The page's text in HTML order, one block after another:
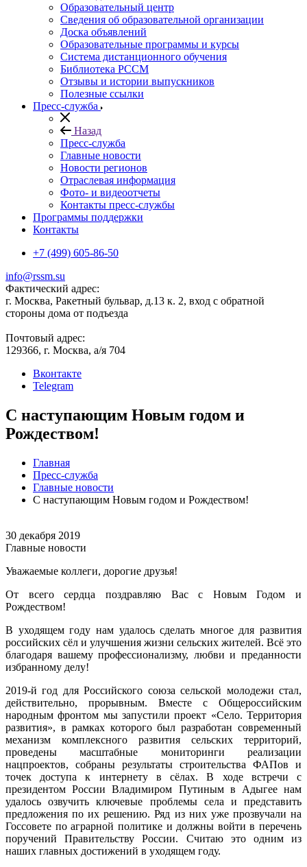
Образовательный центр
Сведения об образовательной организации
Доска объявлений
Образовательные программы и курсы
Система дистанционного обучения
Библиотека РССМ
Отзывы и истории выпускников
Полезные ссылки
Пресс-служба
Назад
Пресс-служба
Главные новости
Новости регионов
Отраслевая информация
Фото- и видеоотчеты
Контакты пресс-службы
Программы поддержки
Контакты
+7 (499) 605-86-50
info@rssm.su
Фактический адрес:
г. Москва, Ракетный бульвар, д.13 к. 2, вход с обратной
стороны дома от подъезда
Почтовый адрес:
129366, г. Москва, а/я 704
Вконтакте
Telegram
С наступающим Новым годом и
Рождеством!
Главная
Пресс-служба
Главные новости
С наступающим Новым годом и Рождеством!
30 декабря 2019
Главные новости
Уважаемые коллеги, дорогие друзья!
От всего сердца поздравляю Вас с Новым Годом и
Рождеством!
В уходящем году нам удалось сделать многое для развития
российских сёл и улучшения жизни сельских жителей. Всё это
благодаря вашему профессионализму, любви и преданности
избранному делу!
2019-й год для Российского союза сельской молодежи стал,
действительно, прорывным. Вместе с Общероссийским
народным фронтом мы запустили проект «Село. Территория
развития», в рамках которого был разработан современный
механизм комплексного развития сельских территорий,
проведены масштабные мониторинги реализации
нацпроектов, собраны результаты строительства ФАПов и
точек доступа к интернету в сёлах. В ходе встречи с
президентом России Владимиром Путиным в Адыгее нам
удалось озвучить ключевые проблемы села и представить
предложения по их решению. Ряд из них уже прозвучали на
Госсовете по аграрной политике и должны войти в перечень
поручений Правительству России. Считаю это одним из
наших главных достижений в уходящем году.